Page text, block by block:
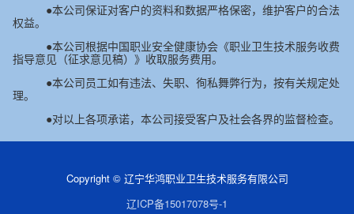
●本公司保证对客户的资料和数据严格保密，维护客户的合法
权益。
●本公司根据中国职业安全健康协会《职业卫生技术服务收费
指导意见（征求意见稿）》收取服务费用。
●本公司员工如有违法、失职、徇私舞弊行为，按有关规定处
理。
●对以上各项承诺，本公司接受客户及社会各界的监督检查。
Copyright © 辽宁华鸿职业卫生技术服务有限公司
辽ICP备15017078号-1